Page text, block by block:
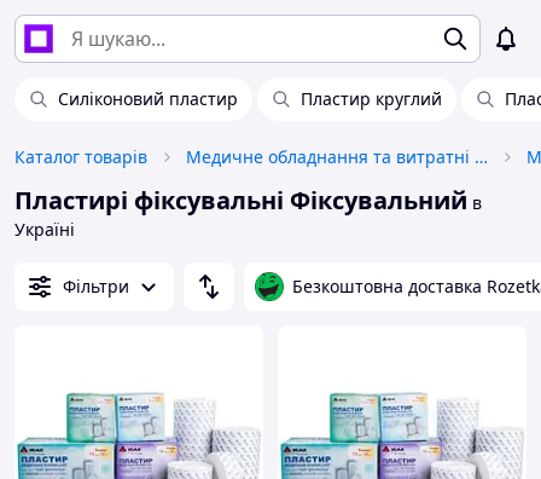
Силіконовий пластир Пластир круглий
Каталог товарів Медичне обладнання та витратні матеріали
Пластирі фіксувальні Фіксувальний в
Україні
Фільтри Безкоштовна доставка